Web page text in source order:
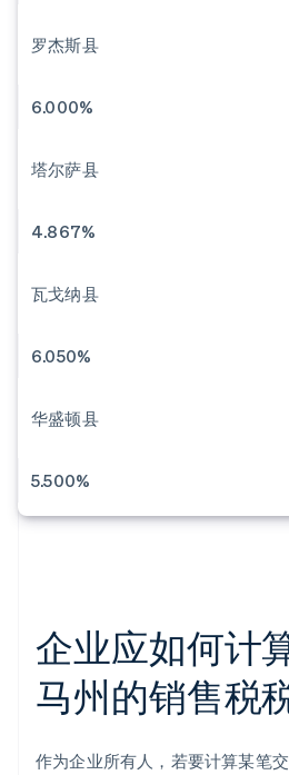
罗杰斯县
6.000%
塔尔萨县
4.867%
瓦戈纳县
6.050%
华盛顿县
5.500%
企业应如何计
马州的销售税
作为企业所有人，若要计算某笔